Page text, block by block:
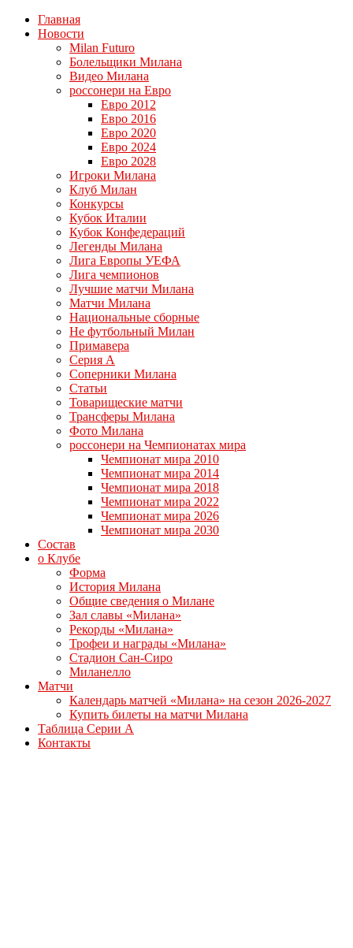
Главная
Новости
Milan Futuro
Болельщики Милана
Видео Милана
россонери на Евро
Евро 2012
Евро 2016
Евро 2020
Евро 2024
Евро 2028
Игроки Милана
Клуб Милан
Конкурсы
Кубок Италии
Кубок Конфедераций
Легенды Милана
Лига Европы УЕФА
Лига чемпионов
Лучшие матчи Милана
Матчи Милана
Национальные сборные
Не футбольный Милан
Примавера
Серия А
Соперники Милана
Статьи
Товарищеские матчи
Трансферы Милана
Фото Милана
россонери на Чемпионатах мира
Чемпионат мира 2010
Чемпионат мира 2014
Чемпионат мира 2018
Чемпионат мира 2022
Чемпионат мира 2026
Чемпионат мира 2030
Состав
о Клубе
Форма
История Милана
Общие сведения о Милане
Зал славы «Милана»
Рекорды «Милана»
Трофеи и награды «Милана»
Стадион Сан-Сиро
Миланелло
Матчи
Календарь матчей «Милана» на сезон 2026-2027
Купить билеты на матчи Милана
Таблица Серии А
Контакты